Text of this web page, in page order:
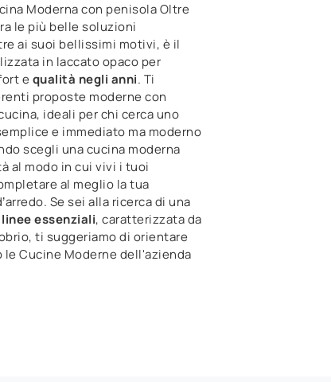
Moderna con penisola Oltre
le più belle soluzioni
ai suoi bellissimi motivi, è il
in laccato opaco per
equalità negli anni. Ti
proposte moderne con
ideali per chi cerca uno
e immediato ma moderno
scegli una cucina moderna
al modo in cui vivi i tuoi
al meglio la tua
Se sei alla ricerca di una
linee essenziali, caratterizzata da
ti suggeriamo di orientare
Cucine Moderne dell'azienda